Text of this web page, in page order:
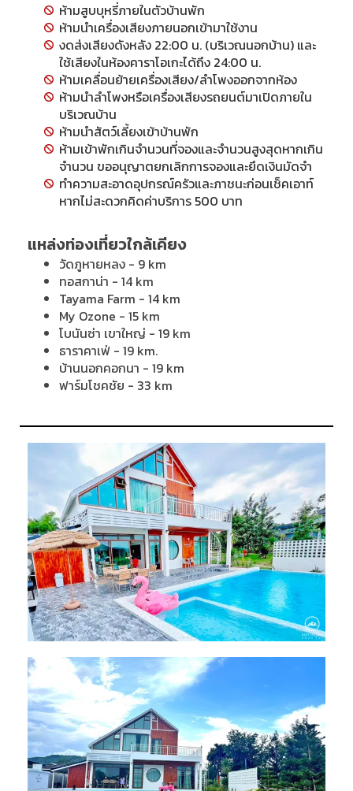
ห้ามสูบบุหรี่ภายในตัวบ้านพัก
ห้ามนำเครื่องเสียงภายนอกเข้ามาใช้งาน
งดส่งเสียงดังหลัง 22:00 น. (บริเวณนอกบ้าน) และ
ใช้เสียงในห้องคาราโอเกะได้ถึง 24:00 น.
ห้ามเคลื่อนย้ายเครื่องเสียง/ลำโพงออกจากห้อง
ห้ามนำลำโพงหรือเครื่องเสียงรถยนต์มาเปิดภายใน
บริเวณบ้าน
ห้ามนำสัตว์เลี้ยงเข้าบ้านพัก
ห้ามเข้าพักเกินจำนวนที่จองและจำนวนสูงสุดหากเกิน
จำนวน ขออนุญาตยกเลิกการจองและยึดเงินมัดจำ
ทำความสะอาดอุปกรณ์ครัวและภาชนะก่อนเช็คเอาท์
หากไม่สะดวกคิดค่าบริการ 500 บาท
แหล่งท่องเที่ยวใกล้เคียง
วัดภูหายหลง - 9 km
ทอสกาน่า - 14 km
Tayama Farm - 14 km
My Ozone - 15 km
โบนันซ่า เขาใหญ่ - 19 km
ธาราคาเฟ่ - 19 km.
บ้านนอกคอกนา - 19 km
ฟาร์มโชคชัย - 33 km